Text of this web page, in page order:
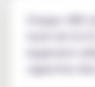
Chaque JNR
mesh de 0.6
largement
cigarettes